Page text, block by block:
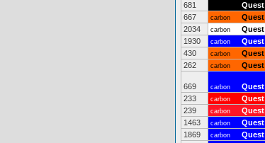
681 Quest
667
carbon Quest
2034
carbon Quest
1930
carbon Quest
430
carbon Quest
262
carbon Quest
669 carbon Quest
233
carbon Quest
239
carbon Quest
1463
carbon Quest
1869
carbon Quest